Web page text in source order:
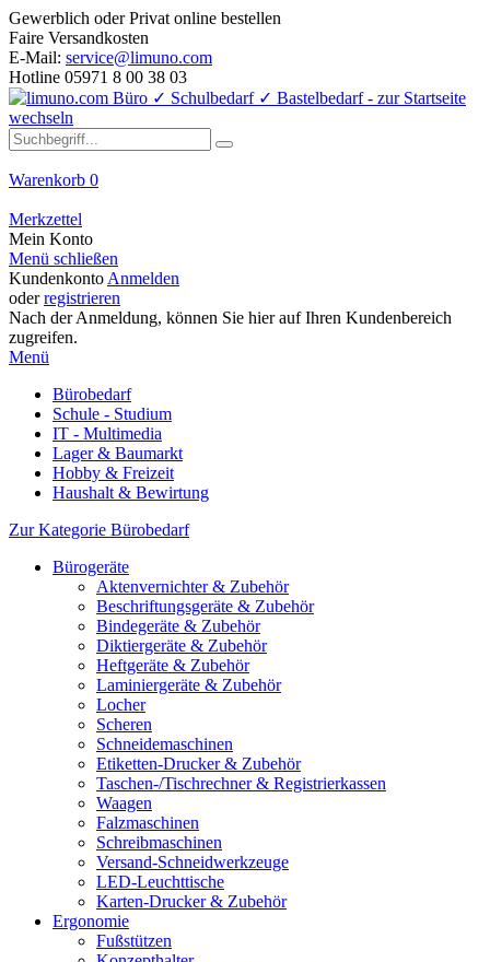
Gewerblich oder Privat online bestellen
Faire Versandkosten
E-Mail: service@limuno.com
Hotline 05971 8 00 38 03
Warenkorb 0
Merkzettel
Mein Konto
Menü schließen
Kundenkonto Anmelden
oderregistrieren
Nach der Anmeldung, können Sie hier auf Ihren Kundenbereich
zugreifen.
Menü
Bürobedarf
Schule - Studium
IT - Multimedia
Lager & Baumarkt
Hobby & Freizeit
Haushalt & Bewirtung
Zur Kategorie Bürobedarf
Bürogeräte
Aktenvernichter & Zubehör
Beschriftungsgeräte & Zubehör
Bindegeräte & Zubehör
Diktiergeräte & Zubehör
Heftgeräte & Zubehör
Laminiergeräte & Zubehör
Locher
Scheren
Schneidemaschinen
Etiketten-Drucker & Zubehör
Taschen-/Tischrechner & Registrierkassen
Waagen
Falzmaschinen
Schreibmaschinen
Versand-Schneidwerkzeuge
LED-Leuchttische
Karten-Drucker & Zubehör
Ergonomie
Fußstützen